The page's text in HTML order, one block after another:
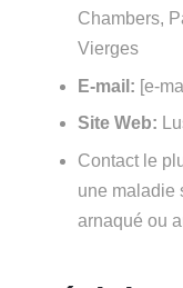
Chambers,
Vierges
E-mail: [e-
Site Web:
Contact le
une maladie
arnaqué ou